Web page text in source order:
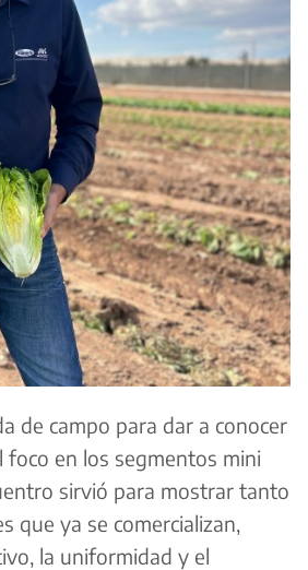
de campo para dar a conocer
foco en los segmentos mini
sirvió para mostrar tanto
que ya se comercializan,
la uniformidad y el